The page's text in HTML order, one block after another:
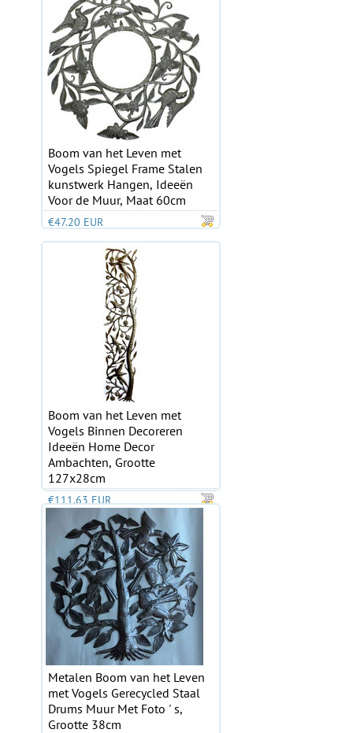
Boom van het Leven met
Vogels Spiegel Frame Stalen
kunstwerk Hangen, Ideeën
Voor de Muur, Maat 60cm
€47.20 EUR
Boom van het Leven met
Vogels Binnen Decoreren
Ideeën Home Decor
Ambachten, Grootte
127x28cm
€111.63 EUR
Metalen Boom van het Leven
met Vogels Gerecycled Staal
Drums Muur Met Foto ' s,
Grootte 38cm